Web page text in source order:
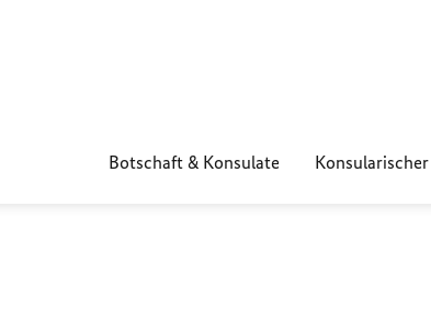
Botschaft & Konsulate